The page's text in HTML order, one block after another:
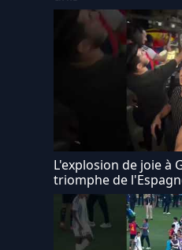
L'explosion de joie à
triomphe de